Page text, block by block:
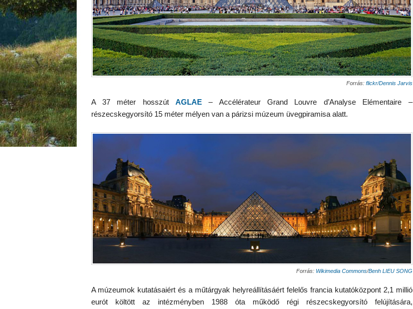
Forrás:flickr/Dennis Jarvis
A 37 méter hosszút AGLAE
– Accélérateur Grand Louvre d’Analyse Elémentaire –
részecskegyorsító 15 méter mélyen van a párizsi múzeum üvegpiramisa alatt.
Forrás: Wikimedia Commons/Benh LIEU SONG
A múzeumok kutatásaiért és a műtárgyak helyreállításáért felelős francia kutatóközpont 2,1 millió
eurót költött az intézményben 1988 óta működő régi részecskegyorsító felújítására,